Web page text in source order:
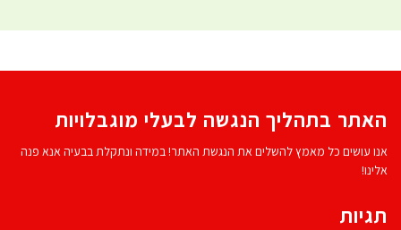
האתר בתהליך הנגשה לבעלי מוגבלויות
אנו עושים כל מאמץ להשלים את הנגשת האתר! במידה ונתקלת בבעיה אנא פנה
אלינו!
תגיות